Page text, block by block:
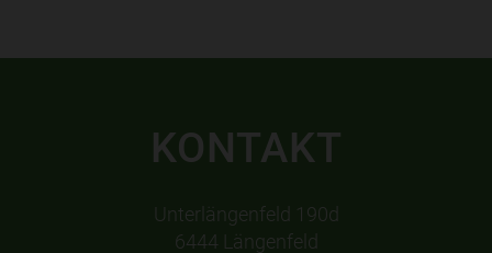
KONTAKT
Unterlängenfeld 190d
6444 Längenfeld